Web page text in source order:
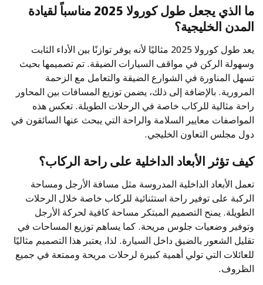
ما الذي يجعل طول كورولا 2025 مناسباً لقيادة
المدن الخليجية؟
يعد طول كورولا 2025 مثاليًا لأنه يوفر توازنًا بين الأداء الثابت
وسهولة الركن في مواقف السيارات الضيقة. تم تصميمها بحيث
تسهل المناورة في الشوارع الضيقة والتعامل مع الزحمة
المرورية. بالإضافة إلى ذلك، يضمن توزيع المسافات بين المحاور
راحة مثالية للركاب خاصة في الرحلات الطويلة. تعكس هذه
المواصفات معايير السلامة والراحة التي يبحث عنها السائقون في
دول مجلس التعاون الخليجي.
كيف تؤثر الأبعاد الداخلية على راحة الركاب؟
تعمل الأبعاد الداخلية المدروسة مثل مسافة الأرجل ومساحة
الركبة على توفير راحة استثنائية للركاب خاصة خلال الرحلات
الطويلة. يمنح التصميم المبتكر مساحة كافية لحركة الأرجل
وتوفير وضعيات جلوس مريحة. كما يساهم توزيع المساحات في
تقليل الشعور بالضيق داخل السيارة. لذا، يعتبر هذا التصميم مثاليًا
للعائلات التي تولي أهمية كبيرة لرحلات مريحة وممتعة في جميع
الظروف.